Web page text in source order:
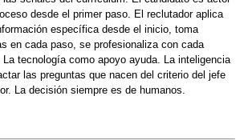
desde el primer paso. El reclutador aplica
específica desde el inicio, toma
en cada paso, se profesionaliza con cada
tecnología como apoyo ayuda. La inteligencia
las preguntas que nacen del criterio del jefe
La decisión siempre es de humanos.